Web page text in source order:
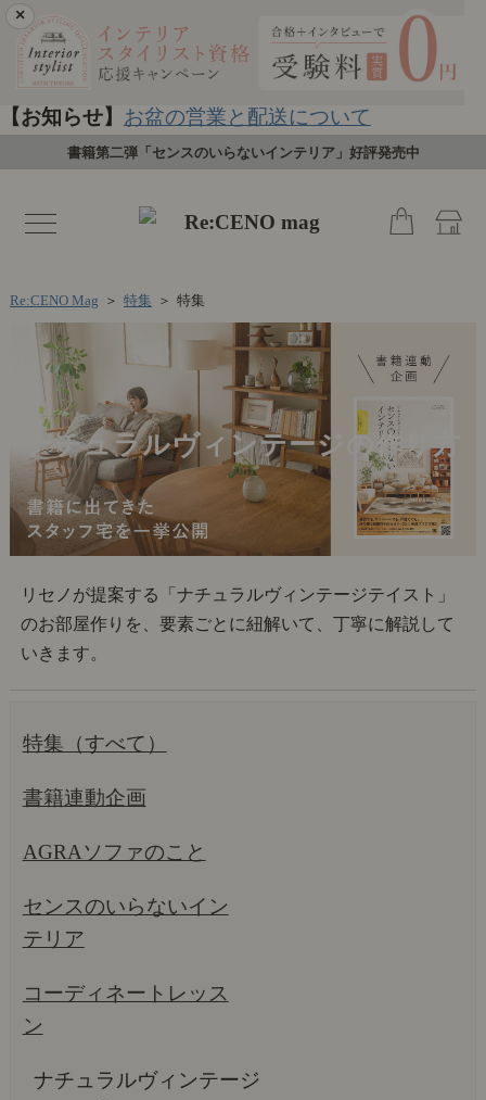
×
【お知らせ】 お盆の営業と配送について
書籍第二弾「センスのいらないインテリア」好評発売中
toggle
navigation
Re:CENO Mag ＞ 特集 ＞ 特集
ナチュラルヴィンテージの作り方
リセノが提案する「ナチュラルヴィンテージテイスト」
のお部屋作りを、要素ごとに紐解いて、丁寧に解説して
いきます。
特集（すべて）
書籍連動企画
AGRAソファのこと
センスのいらないイン
テリア
コーディネートレッス
ン
ナチュラルヴィンテージ